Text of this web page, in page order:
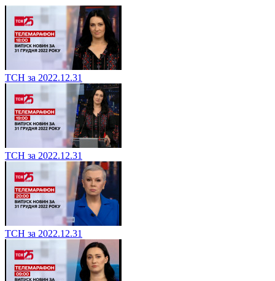
ТСН за 2022.12.31
ТСН за 2022.12.31
ТСН за 2022.12.31